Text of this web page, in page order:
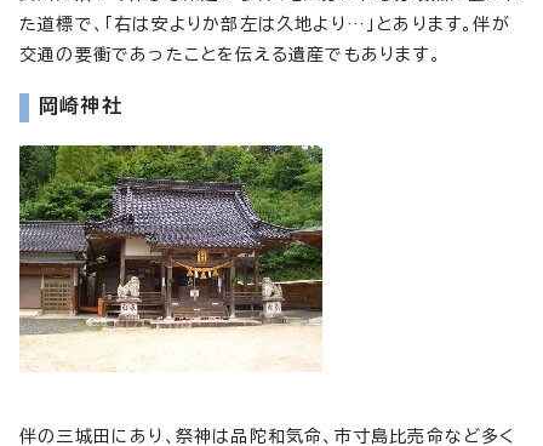
た道標で、「右は安よりか部左は久地より…」とあります。伴が
交通の要衝であったことを伝える遺産でもあります。
岡崎神社
伴の三城田にあり、祭神は品陀和気命、市寸島比売命など多く